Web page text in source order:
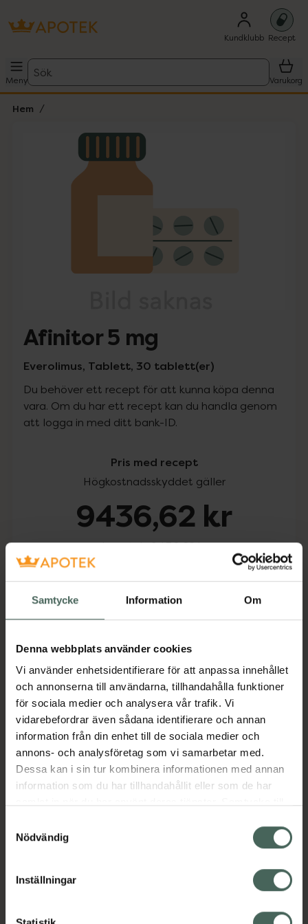
Samtycke Information Om
Denna webbplats använder cookies
Vi använder enhetsidentifierare för att anpassa innehållet
och annonserna till användarna, tillhandahålla funktioner
för sociala medier och analysera vår trafik. Vi
vidarebefordrar även sådana identifierare och annan
information från din enhet till de sociala medier och
annons- och analysföretag som vi samarbetar med.
Dessa kan i sin tur kombinera informationen med annan
information som du har tillhandahållit eller som de har
återkalla ditt samtycke via webbplatsens
cookieinställningar. Ett återkallat samtycke påverkar inte
lagligheten av behandling som skett innan återkallelsen.
Nödvändig
Inställningar
Kundklubb Recept
Meny
Sök
Varukorg
Hem
Lista: . Innehåller 1 objekt.
Afinitor 5 mg
Everolimus, Tablett, 30 tablett(er)
Du behöver ett recept för att kunna köpa denna
vara. Om du har ett recept kan du handla genom
att logga in med ditt bank-ID.
Pris med recept
Högkostnadsskyddet gäller
9436,62 kr
I apotek:9436,62 kr
Köp via ditt recept
Beskrivning Dölj
Läs alltid bipacksedeln innan
användning.
EAN:
05712440005112